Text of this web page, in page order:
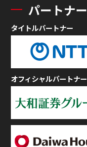
パートナー
タイトルパートナー
オフィシャルパートナー